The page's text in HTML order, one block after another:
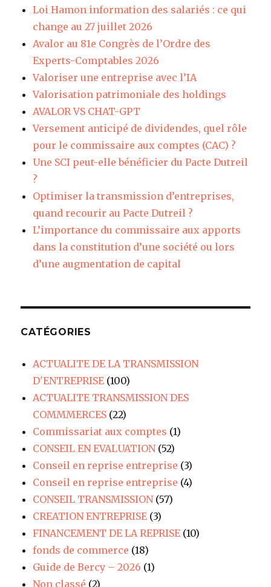
Loi Hamon information des salariés : ce qui
change au 27 juillet 2026
Avalor au 81e Congrès de l’Ordre des
Experts-Comptables 2026
Valoriser une entreprise avec l’IA
Valorisation patrimoniale des holdings
AVALOR VS CHAT-GPT
Versement anticipé de dividendes, quel rôle
pour le commissaire aux comptes (CAC) ?
Une SCI peut-elle bénéficier du Pacte Dutreil
?
Optimiser la transmission d’entreprises,
quand recourir au Pacte Dutreil ?
L’importance du commissaire aux apports
dans la constitution d’une société ou lors
d’une augmentation de capital
CATÉGORIES
ACTUALITE DE LA TRANSMISSION
D'ENTREPRISE (100)
ACTUALITE TRANSMISSION DES
COMMMERCES (22)
Commissariat aux comptes (1)
CONSEIL EN EVALUATION(52)
Conseil en reprise entreprise (3)
Conseil en reprise entreprise (4)
CONSEIL TRANSMISSION(57)
CREATION ENTREPRISE (3)
FINANCEMENT DE LA REPRISE (10)
fonds de commerce (18)
Guide de Bercy – 2026 (1)
Non classé (2)